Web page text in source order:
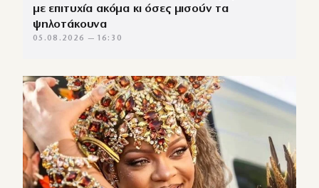
με επιτυχία ακόμα κι όσες μισούν τα
ψηλοτάκουνα
05.08.2026 — 16:30